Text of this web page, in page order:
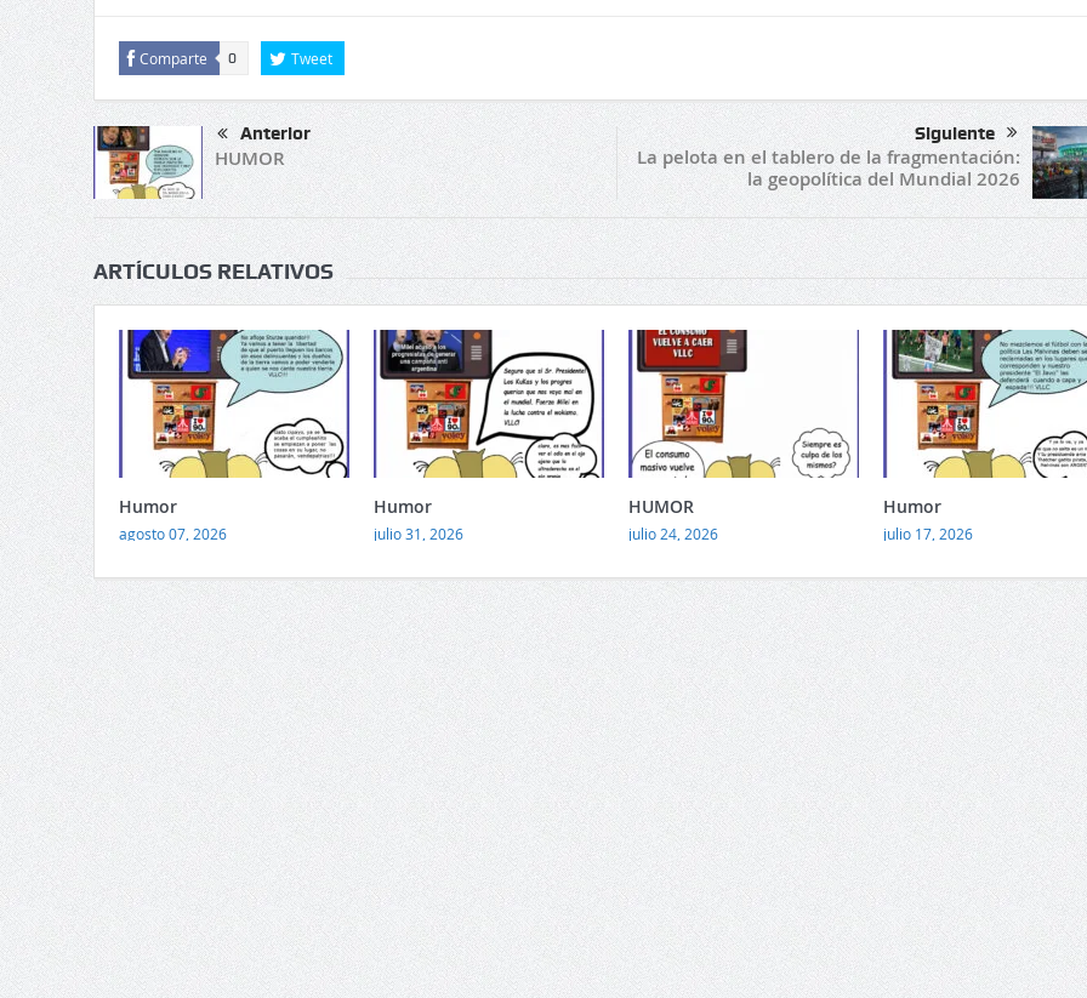
Comparte 0 Tweet
Anterior
HUMOR
Siguiente
La pelota en el tablero de la fragmentación:
la geopolítica del Mundial 2026
ARTÍCULOS RELATIVOS
Humor
agosto 07, 2026
Humor
julio 31, 2026
HUMOR
julio 24, 2026
Humor
julio 17, 2026